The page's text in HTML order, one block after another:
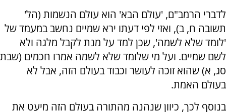
לדברי הרמב"ם, 'עולם הבא' הוא עולם הנשמות (הל'
תשובה ח, ב), ואזי לפי דעתו ירא שמיים נחשב במעמד של
'לומד שלא לשמה', שכן למד על מנת לקבל מלגה ולא
לשם שמיים. ועל מי שלומד שלא לשמה אמרו חכמים (שבת
סג, א) שהוא זוכה לעושר וכבוד בעולם הזה, אבל לא
בעולם האמת.
בנוסף לכך, כיוון שנהנה מהתורה בעולם הזה מיעט את